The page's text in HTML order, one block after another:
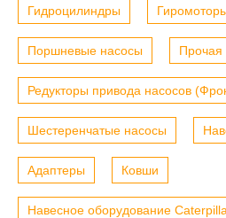
Гидроцилиндры
Поршневые насосы Прочая
Редукторы привода насосов
Шестеренчатые насосы
Адаптеры Ковши
Навесное оборудование